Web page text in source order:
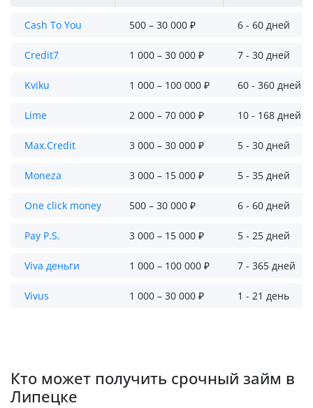
Cash To You 500 – 30 000 ₽ 6 - 60 дней
Credit7 1 000 – 30 000 ₽ 7 - 30 дней
Kviku 1 000 – 100 000 ₽ 60 - 360 дней
Lime 2 000 – 70 000 ₽ 10 - 168 дней
Max.Credit 3 000 – 30 000 ₽ 5 - 30 дней
Moneza 3 000 – 15 000 ₽ 5 - 35 дней
One click money 500 – 30 000 ₽ 6 - 60 дней
Pay P.S. 3 000 – 15 000 ₽ 5 - 25 дней
Viva деньги 1 000 – 100 000 ₽ 7 - 365 дней
Vivus 1 000 – 30 000 ₽ 1 - 21 день
Кто может получить срочный займ в
Липецке